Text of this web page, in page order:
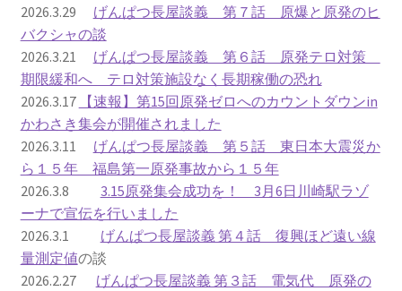
ギャラリー_2024.3.10
ギャラリー_2025.3.23
ギャラリー_2026.3.15
原発ゼロと未来
原発動向
原発 日誌
2026.3.29 げんぱつ長屋談義 第７話 原爆と原発のヒ
バクシャの談
2026.3.21 げんぱつ長屋談義 第６話 原発テロ対策
期限緩和へ テロ対策施設なく長期稼働の恐れ
2026.3.17
【速報】第15回原発ゼロへのカウントダウンin
かわさき集会が開催されました
2026.3.11 げんぱつ長屋談義 第５話 東日本大震災か
ら１５年 福島第一原発事故から１５年
2026.3.8 3.15原発集会成功を！ 3月6日川崎駅ラゾ
ーナで宣伝を行いました
2026.3.1 げんぱつ長屋談義 第４話 復興ほど遠い線
量測定値の談
2026.2.27 げんぱつ長屋談義 第３話 電気代 原発の